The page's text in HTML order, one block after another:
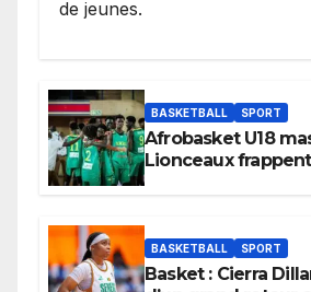
de jeunes.
BASKETBALL SPORT
Afrobasket U18
Lionceaux
BASKETBALL SPORT
Basket : Cierra